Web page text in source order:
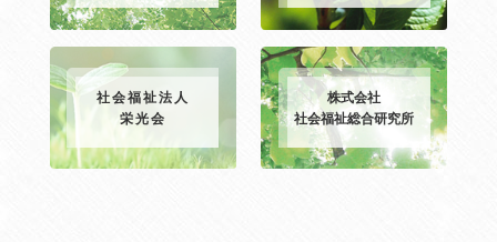
社会福祉法人
栄光会
株式会社
社会福祉総合研究所